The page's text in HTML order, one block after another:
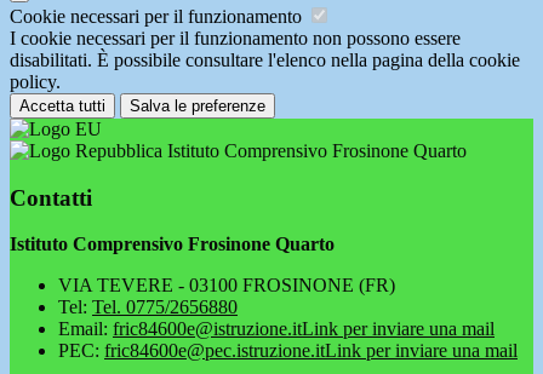
Cookie necessari per il funzionamento
I cookie necessari per il funzionamento non possono essere
disabilitati. È possibile consultare l'elenco nella pagina della cookie
policy.
Accetta tutti Salva le preferenze
Istituto Comprensivo Frosinone Quarto
Contatti
Istituto Comprensivo Frosinone Quarto
VIA TEVERE - 03100 FROSINONE (FR)
Tel: Tel. 0775/2656880
Email: fric84600e@istruzione.itLink per inviare una mail
PEC: fric84600e@pec.istruzione.itLink per inviare una mail